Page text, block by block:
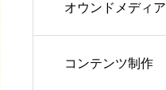
オウンドメディア
コンテンツ制作